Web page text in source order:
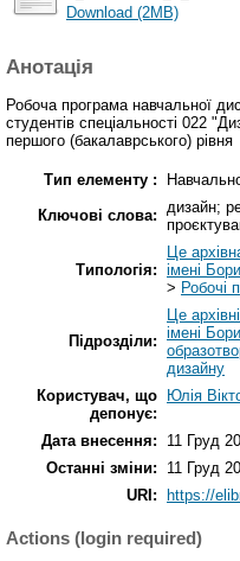
Download (2MB)
Анотація
Робоча програма навчальної
студентів спеціальності 022
першого (бакалаврського) рівня
Тип елементу :
Ключові слова: дизайн;
Типологія:
Це
імені
> Робочі
Підрозділи:
Це
імені
дизайну
Користувач, що
депонує:
Юлія
Дата внесення:
11 Груд
Останні зміни:
11 Груд
URI:
https://
Actions (login required)